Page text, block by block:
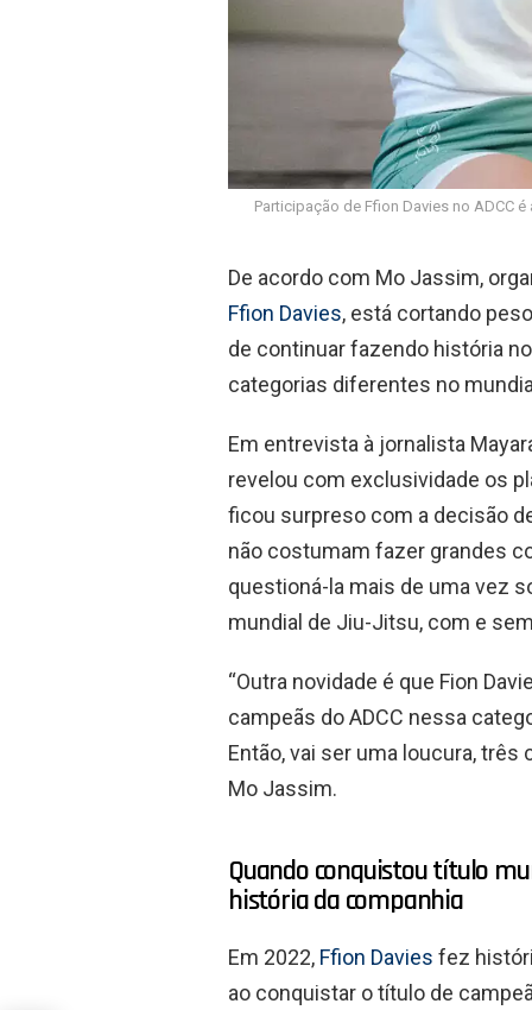
Participação de Ffion Davies no ADCC
De acordo com Mo Jassim,
Ffion Davies, está cortando
de continuar fazendo história
categorias diferentes no
Em entrevista à jornalista
revelou com exclusividade os
ficou surpreso com a decisão
não costumam fazer grandes
questioná-la mais de uma vez
mundial de Jiu-Jitsu, com e
“Outra novidade é que Fion
campeãs do ADCC nessa
Então, vai ser uma loucura, três
Mo Jassim.
Quando conquistou título
história da companhia
Em 2022, Ffion Davies fez
ao conquistar o título de